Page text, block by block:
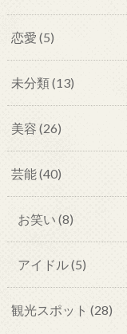
恋愛 (5)
未分類(13)
美容 (26)
芸能(40)
お笑い (8)
アイドル(5)
観光スポット (28)